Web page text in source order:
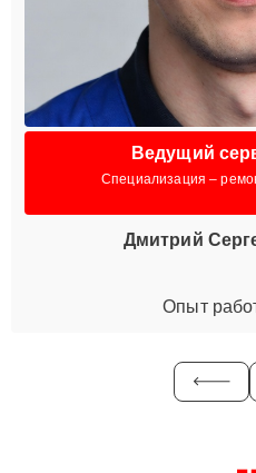
Ведущий
Специализация –
Дмитрий
Опыт